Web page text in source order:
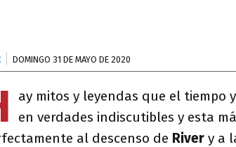
DOMINGO 31 DE MAYO DE 2020
ay mitos y leyendas que el tiempo
en verdades indiscutibles y esta
al descenso de River y a